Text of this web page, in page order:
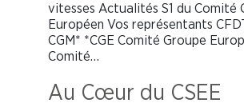
vitesses Actualités S1 du Comité
Européen Vos représentants
CGM* *CGE Comité Groupe
Comité…
Au Cœur du CSEE